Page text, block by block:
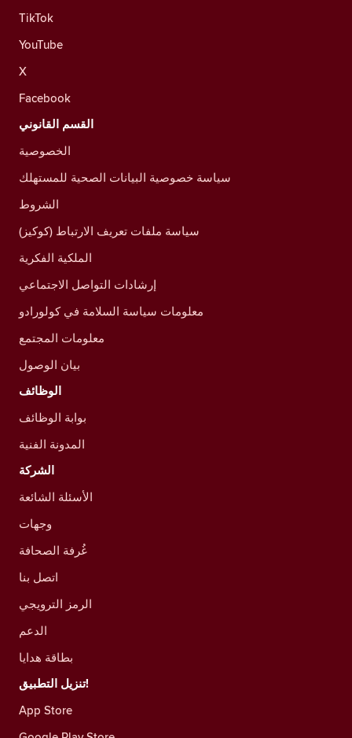
TikTok
YouTube
X
Facebook
القسم القانوني
الخصوصية
سياسة خصوصية البيانات الصحية للمستهلك
الشروط
سياسة ملفات تعريف الارتباط (كوكيز)
الملكية الفكرية
إرشادات التواصل الاجتماعي
معلومات سياسة السلامة في كولورادو
معلومات المجتمع
بيان الوصول
الوظائف
بوابة الوظائف
المدونة الفنية
الشركة
الأسئلة الشائعة
وجهات
غُرفة الصحافة
اتصل بنا
الرمز الترويجي
الدعم
بطاقة هدايا
تنزيل التطبيق!
App Store